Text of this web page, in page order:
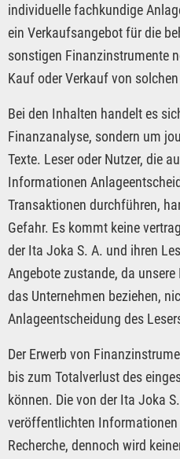
individuelle fachkundige
ein Verkaufsangebot für die
sonstigen Finanzinstrumente
Kauf oder Verkauf von
Bei den Inhalten handelt es
Finanzanalyse, sondern um
Texte. Leser oder Nutzer, die
Informationen
Transaktionen durchführen,
Gefahr. Es kommt keine
der Ita Joka S. A. und ihren
Angebote zustande, da
das Unternehmen beziehen,
Anlageentscheidung des
Der Erwerb von
bis zum Totalverlust des
können. Die von der Ita Joka
veröffentlichten
Recherche, dennoch wird